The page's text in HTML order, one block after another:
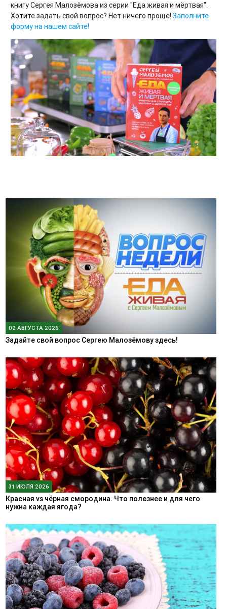
книгу Сергея Малозёмова из серии "Еда живая и мёртвая".
Хотите задать свой вопрос? Нет ничего проще! Заполните
форму на нашем сайте!
02 АВГУСТА 2026
Задайте свой вопрос Сергею Малозёмову здесь!
31 ИЮЛЯ 2026
Красная vs чёрная смородина. Что полезнее и для чего
нужна каждая ягода?